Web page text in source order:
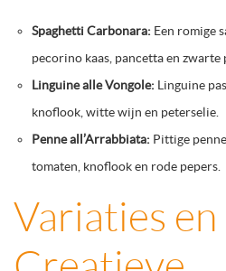
Spaghetti Carbonara: Een romige
pecorino kaas, pancetta en zwarte
Linguine alle Vongole: Linguine
knoflook, witte wijn en peterselie.
Penne all’Arrabbiata: Pittige
tomaten, knoflook en rode pepers.
Variaties en